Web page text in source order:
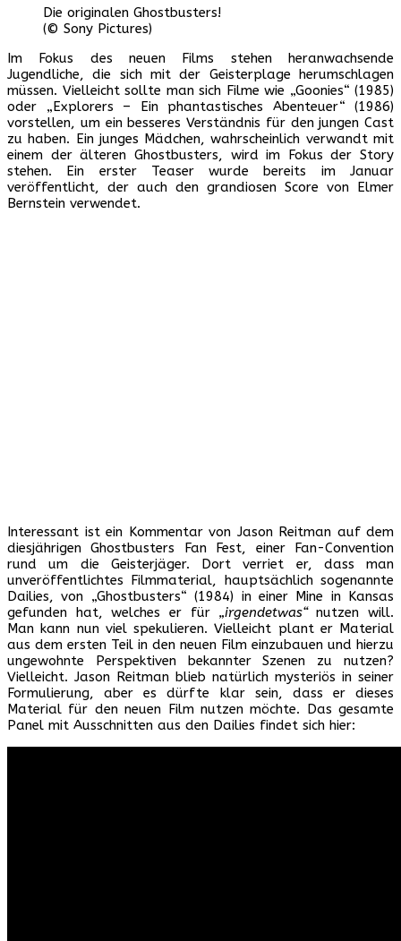
Die originalen Ghostbusters!
(© Sony Pictures)
Im Fokus des neuen Films stehen heranwachsende
Jugendliche, die sich mit der Geisterplage herumschlagen
müssen. Vielleicht sollte man sich Filme wie „Goonies“ (1985)
oder „Explorers – Ein phantastisches Abenteuer“ (1986)
vorstellen, um ein besseres Verständnis für den jungen Cast
zu haben. Ein junges Mädchen, wahrscheinlich verwandt mit
einem der älteren Ghostbusters, wird im Fokus der Story
stehen. Ein erster Teaser wurde bereits im Januar
veröffentlicht, der auch den grandiosen Score von Elmer
Bernstein verwendet.
Interessant ist ein Kommentar von Jason Reitman auf dem
diesjährigen Ghostbusters Fan Fest, einer Fan-Convention
rund um die Geisterjäger. Dort verriet er, dass man
unveröffentlichtes Filmmaterial, hauptsächlich sogenannte
Dailies, von „Ghostbusters“ (1984) in einer Mine in Kansas
gefunden hat, welches er für „irgendetwas“nutzen will.
Man kann nun viel spekulieren. Vielleicht plant er Material
aus dem ersten Teil in den neuen Film einzubauen und hierzu
ungewohnte Perspektiven bekannter Szenen zu nutzen?
Vielleicht. Jason Reitman blieb natürlich mysteriös in seiner
Formulierung, aber es dürfte klar sein, dass er dieses
Material für den neuen Film nutzen möchte. Das gesamte
Panel mit Ausschnitten aus den Dailies findet sich hier: